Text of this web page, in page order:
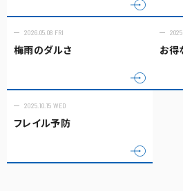
2026.05.08 FRI
梅雨のダルさ お得
2025.10.15 WED
フレイル予防